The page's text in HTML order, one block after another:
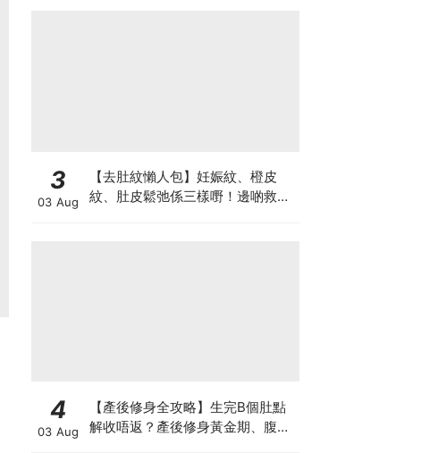
3
03 Aug
【去肚紋懶人包】妊娠紋、橙皮
紋、肚皮鬆弛係三樣嘢！邊啲救得
4
03 Aug
【產後修身全攻略】生完B個肚點
解收唔返？產後修身黃金期、腹直